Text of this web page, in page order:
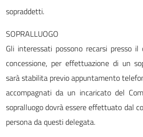
sopraddetti.
SOPRALLUOGO
Gli interessati possono recarsi presso
concessione, per effettuazione di un
sarà stabilita previo appuntamento
accompagnati da un incaricato del
sopralluogo dovrà essere effettuato dal
persona da questi delegata.